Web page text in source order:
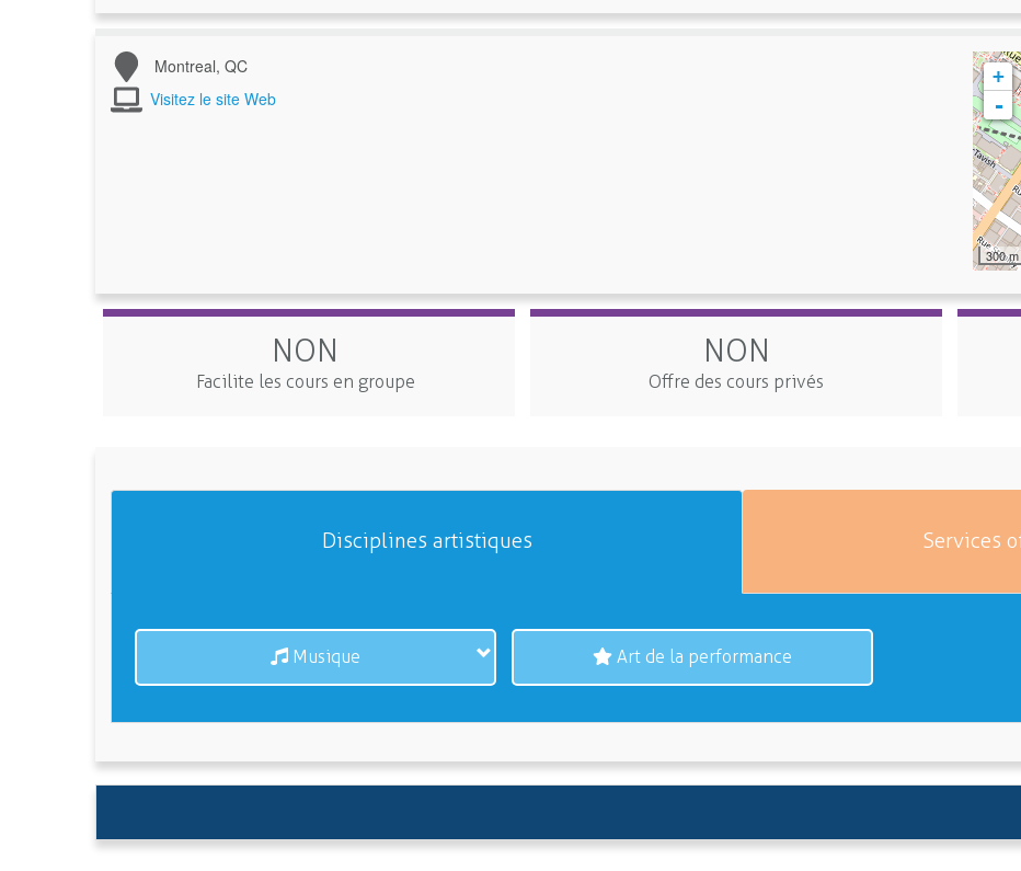
Montreal, QC
Visitez le site Web
+
-
300 m
NON
Facilite les cours en groupe
NON
Offre des cours privés
Disciplines artistiques Services
Musique Art de la performance